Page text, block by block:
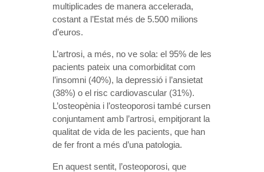
multiplicades de manera accelerada,
costant a l’Estat més de 5.500 milions
d’euros.
L’artrosi, a més, no ve sola: el 95% de les
pacients pateix una comorbiditat com
l’insomni (40%), la depressió i l’ansietat
(38%) o el risc cardiovascular (31%).
L’osteopènia i l’osteoporosi també cursen
conjuntament amb l’artrosi, empitjorant la
qualitat de vida de les pacients, que han
de fer front a més d’una patologia.
En aquest sentit, l’osteoporosi, que